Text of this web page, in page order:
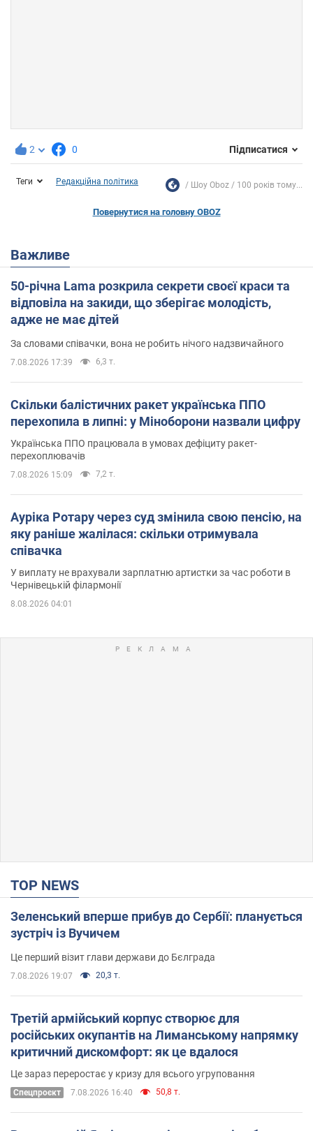
2 0 Підписатися
Теги Редакційна політика Шоу Oboz 100 років тому...
Повернутися на головну OBOZ
Важливе
50-річна Lama розкрила секрети своєї краси та
відповіла на закиди, що зберігає молодість,
адже не має дітей
За словами співачки, вона не робить нічого надзвичайного
7.08.2026 17:39 6,3 т.
Скільки балістичних ракет українська ППО
перехопила в липні: у Міноборони назвали цифру
Українська ППО працювала в умовах дефіциту ракет-
перехоплювачів
7.08.2026 15:09 7,2 т.
Ауріка Ротару через суд змінила свою пенсію, на
яку раніше жалілася: скільки отримувала
співачка
У виплату не врахували зарплатню артистки за час роботи в
Чернівецькій філармонії
8.08.2026 04:01
TOP NEWS
Зеленський вперше прибув до Сербії: планується
зустріч із Вучичем
Це перший візит глави держави до Бєлграда
7.08.2026 19:07 20,3 т.
Третій армійський корпус створює для
російських окупантів на Лиманському напрямку
критичний дискомфорт: як це вдалося
Це зараз переростає у кризу для всього угруповання
Cпецпроєкт 7.08.2026 16:40 50,8 т.